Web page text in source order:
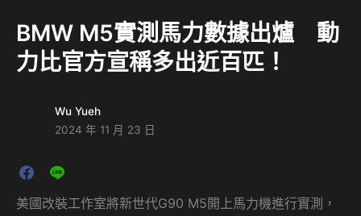
BMW M5實測馬力數據出爐 動
力比官方宣稱多出近百匹！
Wu Yueh
2024 年 11 月 23 日
美國改裝工作室將新世代G90 M5開上馬力機進行實測，